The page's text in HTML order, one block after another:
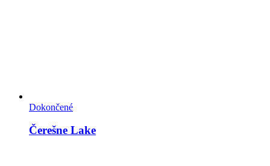
Dokončené
Čerešne Lake